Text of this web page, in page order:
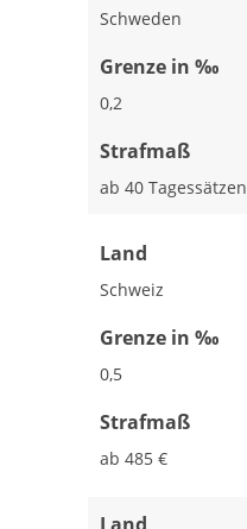
Schweden
Grenze in ‰
0,2
Strafmaß
ab 40 Tagessätzen
Land
Schweiz
Grenze in ‰
0,5
Strafmaß
ab 485 €
Land